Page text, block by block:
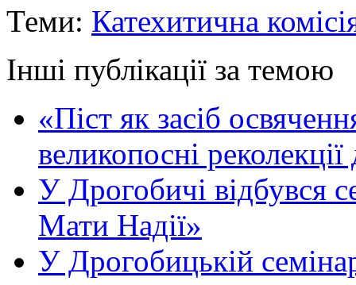
Теми: Катехитична
Інші публікації за темою
«Піст як засіб
великопосні
У Дрогобичі відбувся
Мати Надії»
У Дрогобицькій